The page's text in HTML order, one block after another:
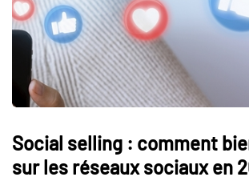
Social selling : comment
sur les réseaux sociaux en